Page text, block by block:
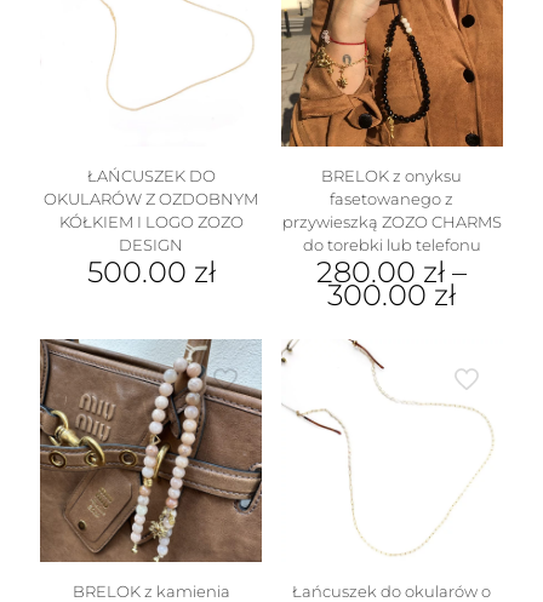
Opcje
można
wybrać
na
stronie
produktu
ŁAŃCUSZEK DO
OKULARÓW Z OZDOBNYM
KÓŁKIEM I LOGO ZOZO
DESIGN
500.00 zł
BRELOK z onyksu
fasetowanego z
przywieszką ZOZO CHARMS
do torebki lub telefonu
280.00 zł –
300.00 zł
wiele
wariantów.
stronie
produktu
BRELOK z kamienia
Łańcuszek do okularów o